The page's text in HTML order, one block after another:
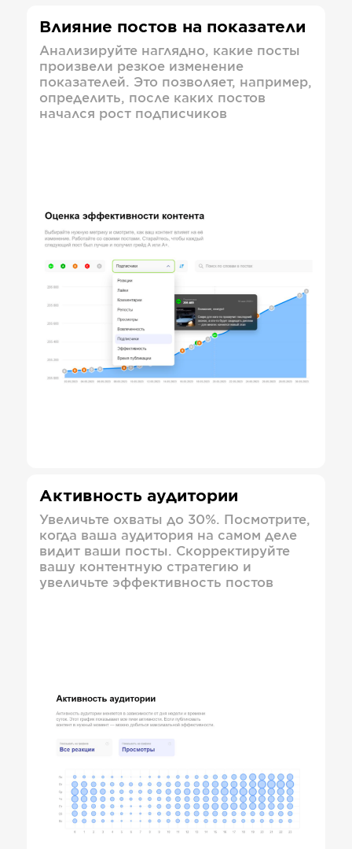
Влияние постов на показатели
Анализируйте наглядно, какие посты
произвели резкое изменение
показателей. Это позволяет, например,
определить, после каких постов
начался рост подписчиков
Активность аудитории
Увеличьте охваты до 30%. Посмотрите,
когда ваша аудитория на самом деле
видит ваши посты. Скорректируйте
вашу контентную стратегию и
увеличьте эффективность постов